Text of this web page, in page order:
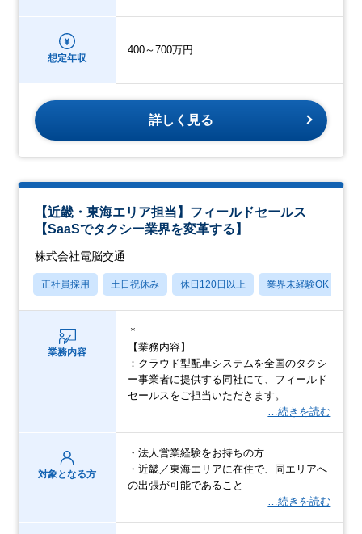
想定年収
400～700万円
詳しく見る
【近畿・東海エリア担当】フィールドセールス
【SaaSでタクシー業界を変革する】
株式会社電脳交通
正社員採用 土日祝休み 休日120日以上 業界未経験OK
業務内容
＊
【業務内容】
：クラウド型配車システムを全国のタクシ
ー事業者に提供する同社にて、フィールド
セールスをご担当いただきます。
…続きを読む
対象となる方
・法人営業経験をお持ちの方
・近畿／東海エリアに在住で、同エリアへ
の出張が可能であること
…続きを読む